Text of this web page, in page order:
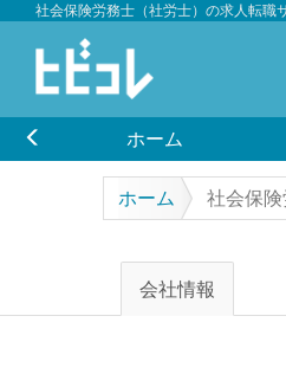
社会保険労務士（社労士）の求人転職
ホーム
ホーム 社会保
会社情報